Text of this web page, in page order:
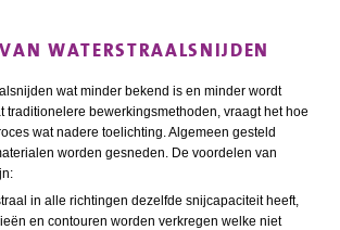
WATERSTRAALSNIJDEN
wat minder bekend is en minder wordt
traditionelere bewerkingsmethoden, vraagt het hoe
wat nadere toelichting. Algemeen gesteld
worden gesneden. De voordelen van
in alle richtingen dezelfde snijcapaciteit heeft,
en contouren worden verkregen welke niet